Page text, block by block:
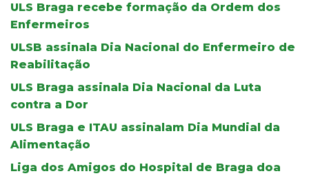
ULS Braga recebe formação da Ordem dos
Enfermeiros
ULSB assinala Dia Nacional do Enfermeiro de
Reabilitação
ULS Braga assinala Dia Nacional da Luta
contra a Dor
ULS Braga e ITAU assinalam Dia Mundial da
Alimentação
Liga dos Amigos do Hospital de Braga doa